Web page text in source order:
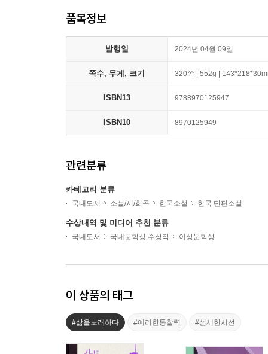
품목정보
발행일 2024년 04월 09일
쪽수, 무게, 크기 320쪽 | 552g |
ISBN13 9788970125947
ISBN10 8970125949
관련분류
카테고리 분류
국내도서 소설/시/희곡 한국소설 한국 단편소설
수상내역 및 미디어 추천 분류
국내도서 국내문학상 수상작 이상문학상
이 상품의 태그
#삶을노래하다 #예리한통찰력 #섬세한시선